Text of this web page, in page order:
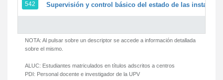
542 Supervisión y control básico del estado de las
NOTA: Al pulsar sobre un descriptor se accede a información detallada
sobre el mismo.
ALUC: Estudiantes matriculados en títulos adscritos a centros
PDI: Personal docente e investigador de la UPV